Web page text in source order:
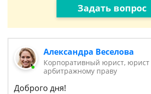
Задать вопрос
Александра Веселова
Корпоративный юрист, юрист
арбитражному праву
Доброго дня!